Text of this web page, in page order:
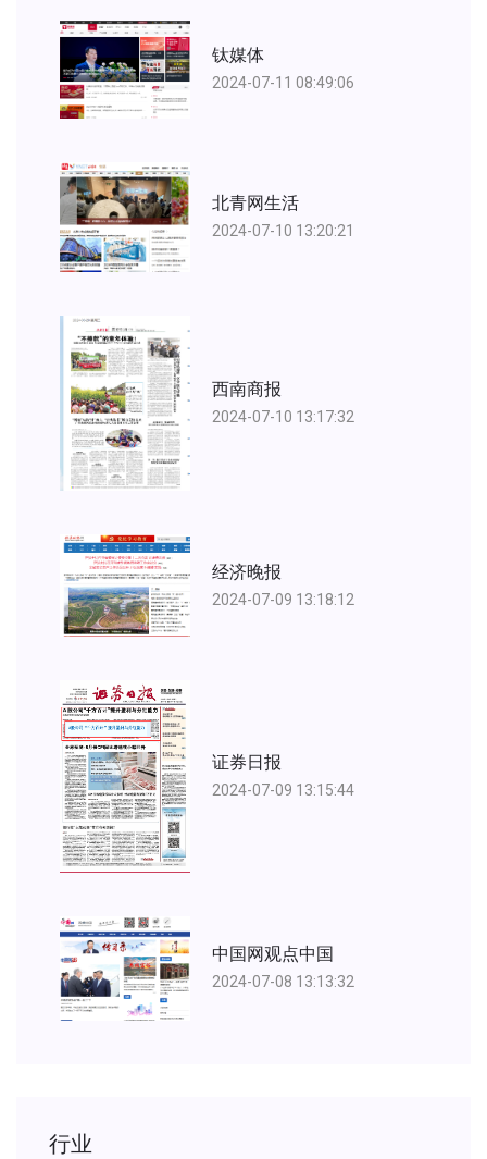
钛媒体
2024-07-11 08:49:06
北青网生活
2024-07-10 13:20:21
西南商报
2024-07-10 13:17:32
经济晚报
2024-07-09 13:18:12
证券日报
2024-07-09 13:15:44
中国网观点中国
2024-07-08 13:13:32
行业